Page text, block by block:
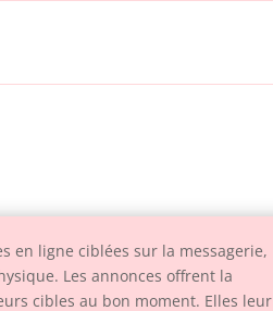
en ligne ciblées sur la messagerie,
Les annonces offrent la
cibles au bon moment. Elles leur